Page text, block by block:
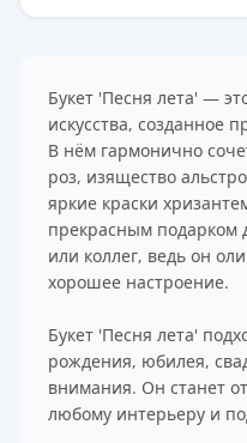
Букет 'Песня лета' —
искусства, созданное
В нём гармонично
роз, изящество
яркие краски
прекрасным подарком
или коллег, ведь он
хорошее настроение.
Букет 'Песня лета'
рождения, юбилея,
внимания. Он станет
любому интерьеру и